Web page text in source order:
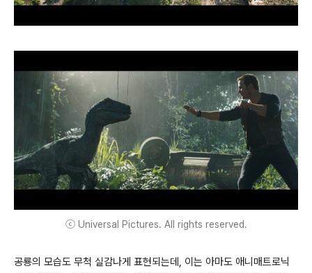
ⓒ Universal Pictures. All rights reserved.
공룡의 모습도 무척 실감나게 표현되는데, 이는 아마도 애니매트로닉